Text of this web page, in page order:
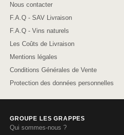
Nous contacter
F.A.Q - SAV Livraison
F.A.Q - Vins naturels
Les Coûts de Livraison
Mentions légales
Conditions Générales de Vente
Protection des données personnelles
GROUPE LES GRAPPES
Qui sommes-nous ?